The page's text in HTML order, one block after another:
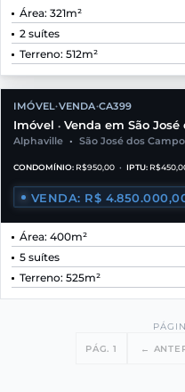
Área: 321m²
2 suítes
Terreno: 512m²
IMÓVEL•VENDA•CA399
Imóvel • Venda em São José
Alphaville • São José dos
CONDOMÍNIO: R$950,00 • IPTU:
VENDA: R$
Área: 400m²
5 suítes
Terreno: 525m²
PÁG. 1 ←